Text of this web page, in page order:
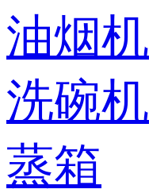
油烟机
洗碗机
蒸箱